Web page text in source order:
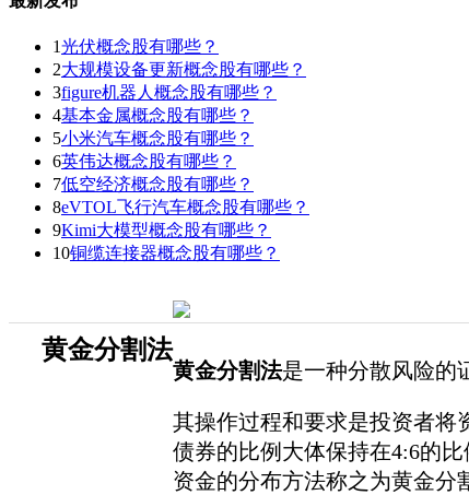
1光伏概念股有哪些？
2大规模设备更新概念股有哪些？
3figure机器人概念股有哪些？
4基本金属概念股有哪些？
5小米汽车概念股有哪些？
6英伟达概念股有哪些？
7低空经济概念股有哪些？
8eVTOL飞行汽车概念股有哪些？
9Kimi大模型概念股有哪些？
10铜缆连接器概念股有哪些？
黄金分割法
黄金分割法是一种分散风险的
其操作过程和要求是投资者将
债券的比例大体保持在4:6的
资金的分布方法称之为黄金分